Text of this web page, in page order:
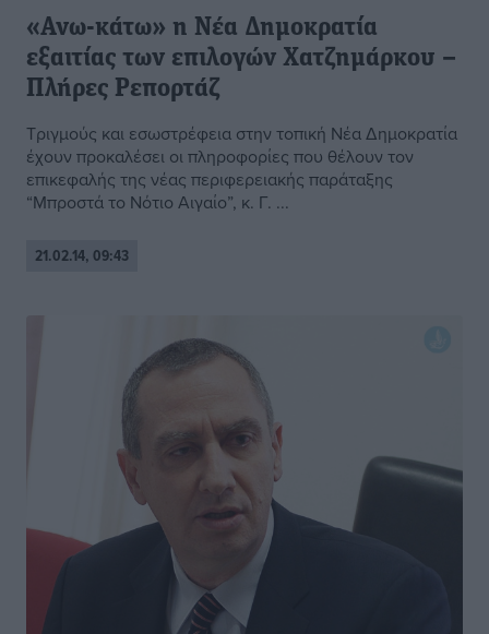
«Ανω-κάτω» η Νέα Δημοκρατία
εξαιτίας των επιλογών Χατζημάρκου –
Πλήρες Ρεπορτάζ
Τριγμούς και εσωστρέφεια στην τοπική Νέα Δημοκρατία
έχουν προκαλέσει οι πληροφορίες που θέλουν τον
επικεφαλής της νέας περιφερειακής παράταξης
“Μπροστά το Νότιο Αιγαίο”, κ. Γ. ...
21.02.14, 09:43